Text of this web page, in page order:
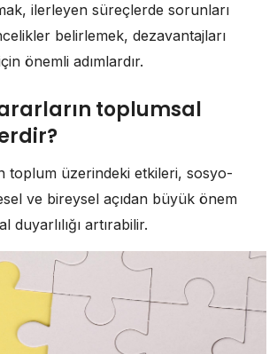
ilerleyen süreçlerde sorunları
belirlemek, dezavantajları
önemli adımlardır.
toplumsal
toplum üzerindeki etkileri, sosyo-
ve bireysel açıdan büyük önem
duyarlılığı artırabilir.